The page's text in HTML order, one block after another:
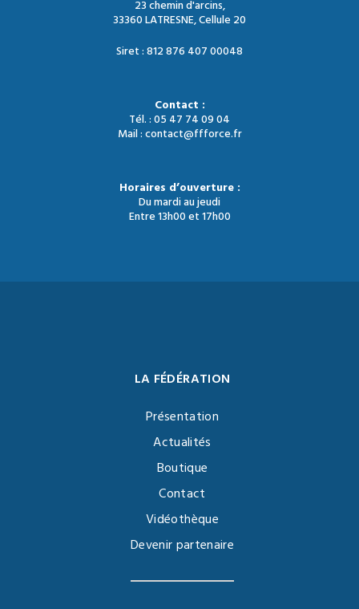
23 chemin d'arcins,
33360 LATRESNE, Cellule 20
Siret : 812 876 407 00048
Contact :
Tél. : 05 47 74 09 04
Mail : contact@ffforce.fr
Horaires d’ouverture :
Du mardi au jeudi
Entre 13h00 et 17h00
LA FÉDÉRATION
Présentation
Actualités
Boutique
Contact
Vidéothèque
Devenir partenaire